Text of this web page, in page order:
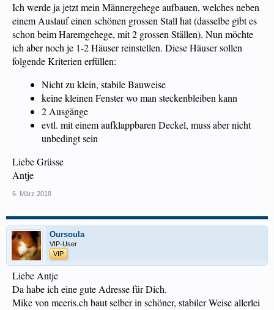
Ich werde ja jetzt mein Männergehege aufbauen, welches neben
einem Auslauf einen schönen grossen Stall hat (dasselbe gibt es
schon beim Haremgehege, mit 2 grossen Ställen). Nun möchte
ich aber noch je 1-2 Häuser reinstellen. Diese Häuser sollen
folgende Kriterien erfüllen:
Nicht zu klein, stabile Bauweise
keine kleinen Fenster wo man steckenbleiben kann
2 Ausgänge
evtl. mit einem aufklappbaren Deckel, muss aber nicht
unbedingt sein
Liebe Grüsse
Antje
6. März 2018
Oursoula
VIP-User
VIP
Liebe Antje
Da habe ich eine gute Adresse für Dich.
Mike von meeris.ch baut selber in schöner, stabiler Weise allerlei